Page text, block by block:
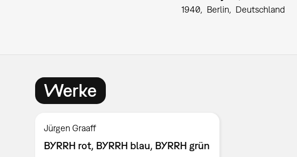
1940 Berlin Deutschland
Werke
Jürgen Graaff
BYRRH rot, BYRRH blau, BYRRH grün